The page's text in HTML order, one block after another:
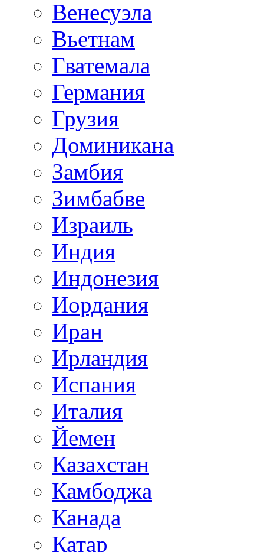
Венесуэла
Вьетнам
Гватемала
Германия
Грузия
Доминикана
Замбия
Зимбабве
Израиль
Индия
Индонезия
Иордания
Иран
Ирландия
Испания
Италия
Йемен
Казахстан
Камбоджа
Канада
Катар